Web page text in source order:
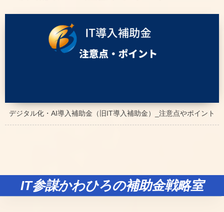
デジタル化・AI導入補助金（旧IT導入補助金）_注意点やポイント
IT参謀かわひろの補助金戦略室